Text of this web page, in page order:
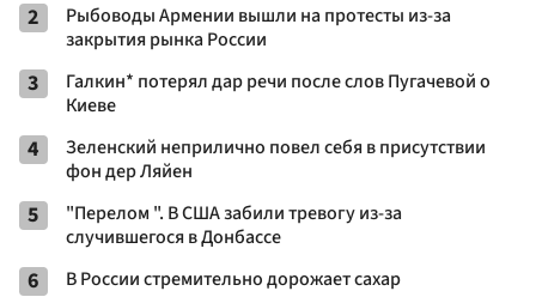
2
Рыбоводы Армении вышли на протесты из-за
закрытия рынка России
3
Галкин* потерял дар речи после слов Пугачевой о
Киеве
4
Зеленский неприлично повел cебя в присутствии
фон дер Ляйен
5
"Перелом ". В США забили тревогу из-за
случившегося в Донбассе
6 В России стремительно дорожает сахар